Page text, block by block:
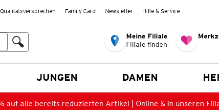
Qualitätsversprechen Family Card Newsletter Hilfe & Service
Meine Filiale
Filiale finden
JUNGEN DAMEN
auf alle bereits reduzierten Artikel | Online & in unseren